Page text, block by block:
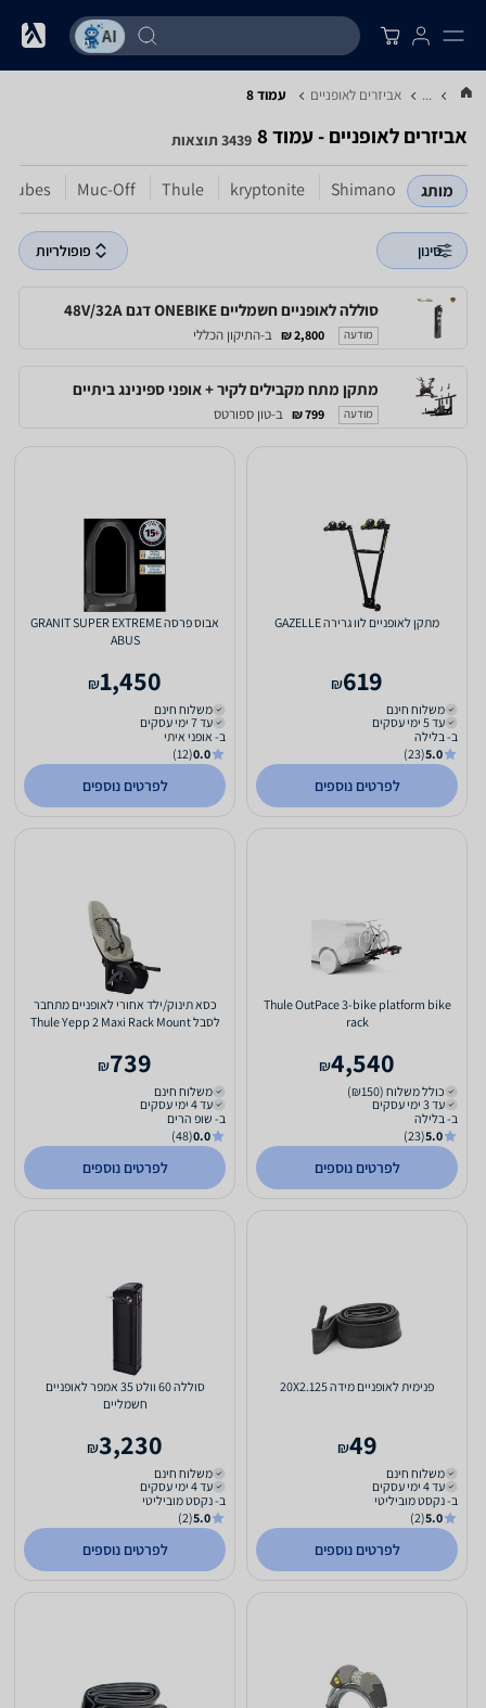
... אביזרים לאופניים עמוד 8
אביזרים לאופניים - עמוד 8 3439 תוצאות
מותג Shimano
kryptonite
Thule
Muc-Off
סינון פופולריות
סוללה לאופניים חשמליים ONEBIKE דגם 48V/32A
מודעה 2,800 ₪ ב-התיקון הכללי
מתקן מתח מקבילים לקיר + אופני ספינינג ביתיים
מודעה 799 ₪ ב-טון ספורטס
מתקן לאופניים לוו גרירה GAZELLE
619
₪
משלוח חינם
עד 5 ימי עסקים
ב- בלילה
5.0
(23)
לפרטים נוספים
אבוס פרסה GRANIT SUPER EXTREME
ABUS
1,450
₪
משלוח חינם
עד 7 ימי עסקים
ב- אופני איתי
0.0
(12)
לפרטים נוספים
Thule OutPace 3-bike platform bike
rack
4,540
₪
כולל משלוח (₪150)
עד 3 ימי עסקים
ב- בלילה
5.0
(23)
לפרטים נוספים
כסא תינוק/ילד אחורי לאופניים מתחבר
לסבל Thule Yepp 2 Maxi Rack Mount
739
₪
משלוח חינם
עד 4 ימי עסקים
ב- שופ הרים
0.0
(48)
לפרטים נוספים
פנימית לאופניים מידה 20X2.125
49
₪
משלוח חינם
עד 4 ימי עסקים
ב- נקסט מוביליטי
5.0
(2)
לפרטים נוספים
סוללה 60 וולט 35 אמפר לאופניים
חשמליים
3,230
₪
משלוח חינם
עד 4 ימי עסקים
ב- נקסט מוביליטי
5.0
(2)
לפרטים נוספים